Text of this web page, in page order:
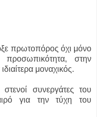
πρωτοπόρος όχι μόνο
στην
μοναχικός.
συνεργάτες του
για την τύχη του